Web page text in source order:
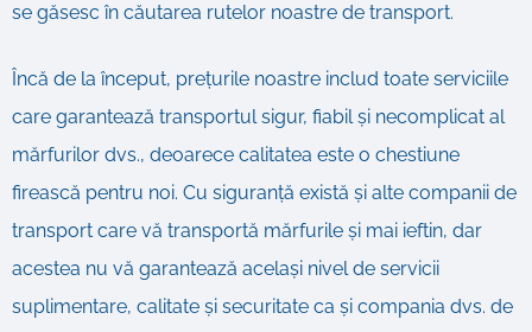
se găsesc în căutarea rutelor noastre de transport.
Încă de la început, prețurile noastre includ toate serviciile
care garantează transportul sigur, fiabil și necomplicat al
mărfurilor dvs., deoarece calitatea este o chestiune
firească pentru noi. Cu siguranță există și alte companii de
transport care vă transportă mărfurile și mai ieftin, dar
acestea nu vă garantează același nivel de servicii
suplimentare, calitate și securitate ca și compania dvs. de